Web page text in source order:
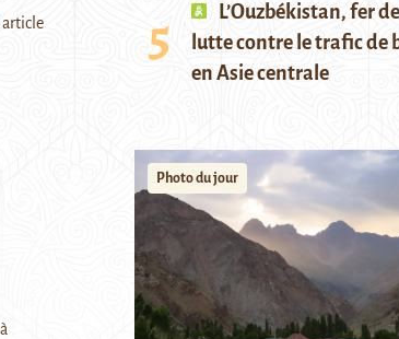
article
L’Ouzbékistan, fer
lutte contre le trafic de
en Asie centrale
Photo du jour